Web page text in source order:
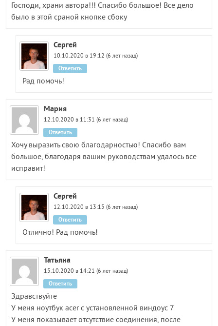
Господи, храни автора!!! Спасибо большое! Все дело
было в этой сраной кнопке сбоку
Сергей
10.10.2020 в 19:12 (6 лет назад)
Рад помочь!
Ответить
Мария
12.10.2020 в 11:31 (6 лет назад)
Хочу выразить свою благодарностью! Спасибо вам
большое, благодаря вашим руководствам удалось все
исправит!
Ответить
Сергей
12.10.2020 в 13:15 (6 лет назад)
Отлично! Рад помочь!
Ответить
Татьяна
15.10.2020 в 14:21 (6 лет назад)
Здравствуйте
У меня ноутбук acer с установленной виндоус 7
У меня показывает отсутствие соединения, после
Ответить